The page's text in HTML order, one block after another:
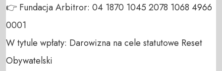
👉 Fundacja Arbitror: 04 1870 1045 2078 1068 4966
0001
W tytule wpłaty: Darowizna na cele statutowe Reset
Obywatelski